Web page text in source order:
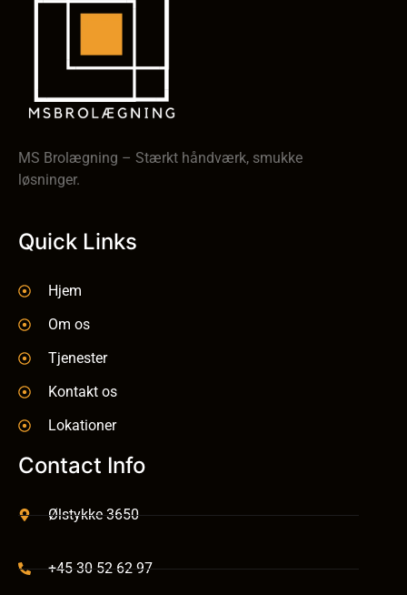
MS Brolægning – Stærkt håndværk, smukke
løsninger.
Quick Links
Hjem
Om os
Tjenester
Kontakt os
Lokationer
Contact Info
Ølstykke 3650
+45 30 52 62 97